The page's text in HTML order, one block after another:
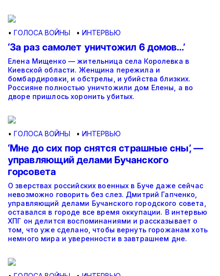
• ГОЛОСА ВОЙНЫ • ИНТЕРВЬЮ
‘За раз самолет уничтожил 6 домов…’
Елена Мищенко — жительница села Королевка в
Киевской области. Женщина пережила и
бомбардировки, и обстрелы, и убийства близких.
Россияне полностью уничтожили дом Елены, а во
дворе пришлось хоронить убитых.
• ГОЛОСА ВОЙНЫ • ИНТЕРВЬЮ
‘Мне до сих пор снятся страшные сны’, —
управляющий делами Бучанского
горсовета
О зверствах российских военных в Буче даже сейчас
невозможно говорить без слез. Дмитрий Гапченко,
управляющий делами Бучанского городского совета,
оставался в городе все время оккупации. В интервью
ХПГ он делится воспоминаниями и рассказывает о
том, что уже сделано, чтобы вернуть горожанам хоть
немного мира и уверенности в завтрашнем дне.